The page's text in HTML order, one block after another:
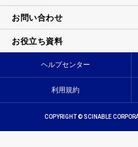
お問い合わせ
お役立ち資料
ヘルプセンター
利用規約
COPYRIGHT © SCINABLE